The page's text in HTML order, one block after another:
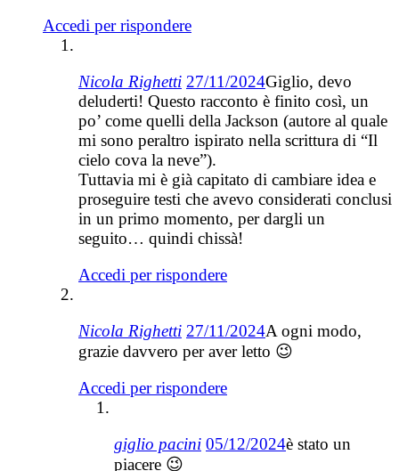
Accedi per rispondere
Nicola Righetti 27/11/2024Giglio, devo
deluderti! Questo racconto è finito così, un
po’ come quelli della Jackson (autore al quale
mi sono peraltro ispirato nella scrittura di “Il
cielo cova la neve”).
Tuttavia mi è già capitato di cambiare idea e
proseguire testi che avevo considerati conclusi
in un primo momento, per dargli un
seguito… quindi chissà!
Accedi per rispondere
Nicola Righetti 27/11/2024A ogni modo,
grazie davvero per aver letto 😉
Accedi per rispondere
giglio pacini 05/12/2024è stato un
piacere 😉